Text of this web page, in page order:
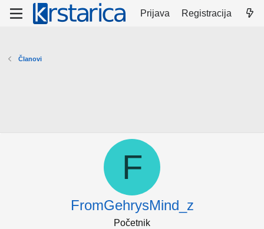
Prijava Registracija
Članovi
F
FromGehrysMind_z
Početnik